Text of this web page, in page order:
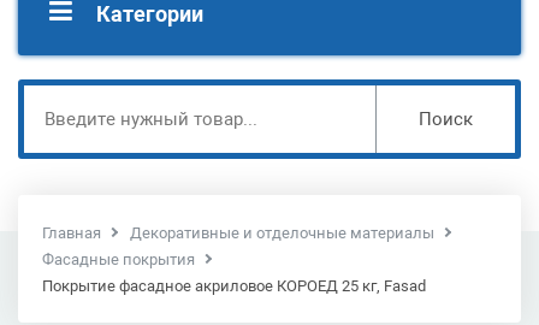
Категории
Поиск
Главная
Декоративные и отделочные материалы
Фасадные покрытия
Покрытие фасадное акриловое КОРОЕД 25 кг, Fasad